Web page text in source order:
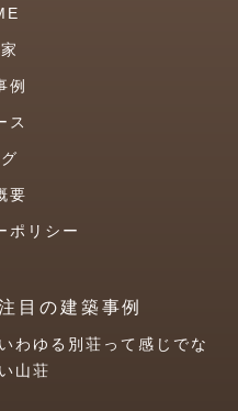
例
ス
要
ポリシー
目の建築事例
いわゆる別荘って感じでな
い山荘